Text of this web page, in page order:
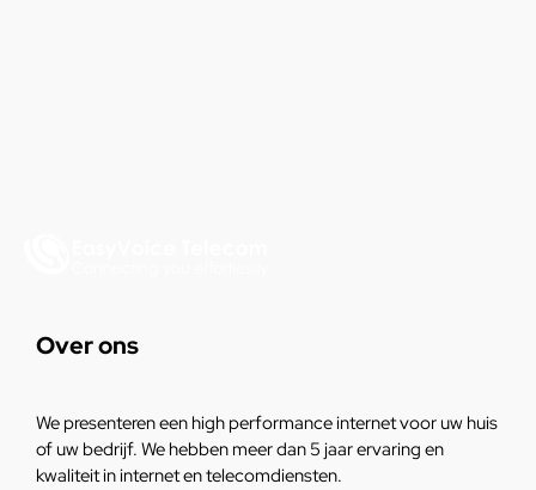
Over ons
We presenteren een high performance internet voor uw huis
of uw bedrijf. We hebben meer dan 5 jaar ervaring en
kwaliteit in internet en telecomdiensten.